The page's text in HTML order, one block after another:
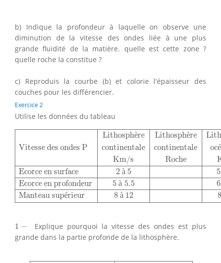
b) Indique la profondeur à laquelle on observe une
diminution de la vitesse des ondes liée à une plus
grande fluidité de la matière. quelle est cette zone ?
quelle roche la constitue ?
c) Reproduis la courbe (b) et colorie l'épaisseur des
couches pour les différencier.
Exercice 2
Utilise les données du tableau
Lithosphère Lithosphère
Vitesse des ondes P
continentale continentale oc
Km/s Roche
Ecorce en surface
2 à 5
Ecorce en profondeur
5 à 5.5
6
Manteau supérieur 8 à 12
LithosphèreLithosphèreLithosphèreLithosphère
1 −
1
Explique pourquoi la vitesse des ondes est plus
grande dans la partie profonde de la lithosphère.
Type de rocheVitesse des ondes PEau1.05K